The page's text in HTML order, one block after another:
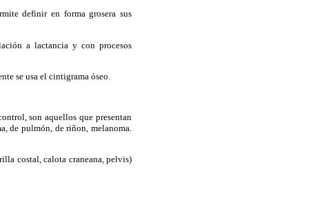
definir en forma grosera sus
a lactancia y con procesos
se usa el cintigrama óseo.
son aquellos que presentan
de pulmón, de riñon, melanoma.
costal, calota craneana, pelvis)